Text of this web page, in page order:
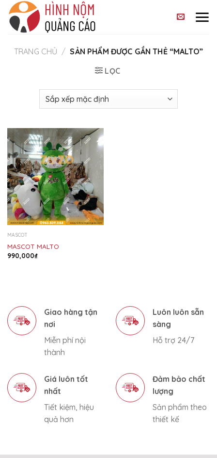
Skip
content
TRANG CHỦ / SẢN PHẨM ĐƯỢC GẮN THẺ “MALTO”
LỌC
MASCOT
MASCOT MALTO
990,000₫
Giao hàng tận
nơi
Miễn phí nội
thành
Luôn luôn sẵn
sàng
Hỗ trợ 24/7
Giá luôn tốt
nhất
Tiết kiệm, hiệu
quả hơn
Đảm bảo chất
lượng
Sản phẩm theo
thiết kế